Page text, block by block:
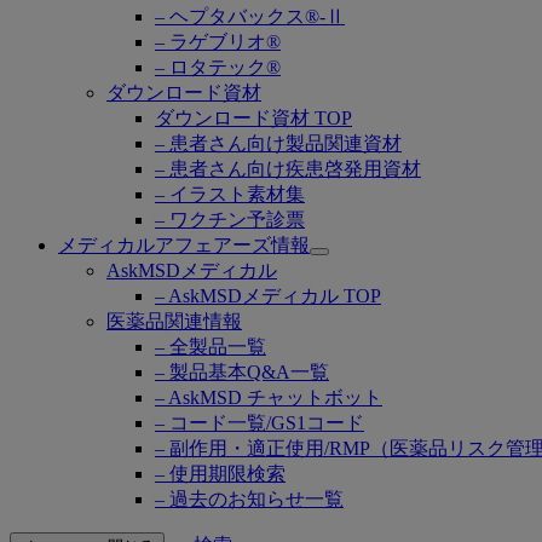
– ヘプタバックス®-Ⅱ
– ラゲブリオ®
– ロタテック®
ダウンロード資材
ダウンロード資材 TOP
– 患者さん向け製品関連資材
– 患者さん向け疾患啓発用資材
– イラスト素材集
– ワクチン予診票
メディカルアフェアーズ情報
Open
AskMSDメディカル
– AskMSDメディカル TOP
医薬品関連情報
– 全製品一覧
– 製品基本Q&A一覧
– AskMSD チャットボット
– コード一覧/GS1コード
– 副作用・適正使用/RMP（医薬品リスク管
– 使用期限検索
– 過去のお知らせ一覧